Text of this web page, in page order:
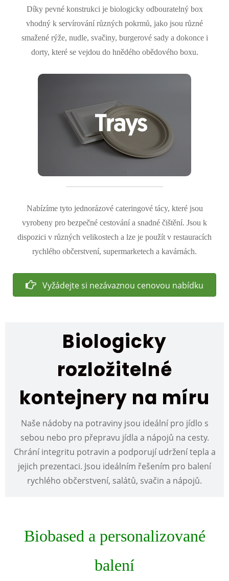
Díky pevné konstrukci je biologicky odbouratelný box
vhodný k servírování různých pokrmů, jako jsou různé
smažené rýže, nudle, svačiny, burgerové sady a dokonce i
dorty, které se vejdou do hnědého obědového boxu.
Nabízíme tyto jednorázové cateringové tácy, které jsou
vyrobeny pro bezpečné cestování a snadné čištění. Jsou k
dispozici v různých velikostech a lze je použít v restauracích
rychlého občerstvení, supermarketech a kavárnách.
Vyžádejte si nezávaznou cenovou nabídku
Biologicky
rozložitelné
kontejnery na míru
Naše nádoby na potraviny jsou ideální pro jídlo s
sebou nebo pro přepravu jídla a nápojů na cesty.
Chrání integritu potravin a podporují udržení tepla a
jejich prezentaci. Jsou ideálním řešením pro balení
rychlého občerstvení, salátů, svačin a nápojů.
Biobased a personalizované
balení